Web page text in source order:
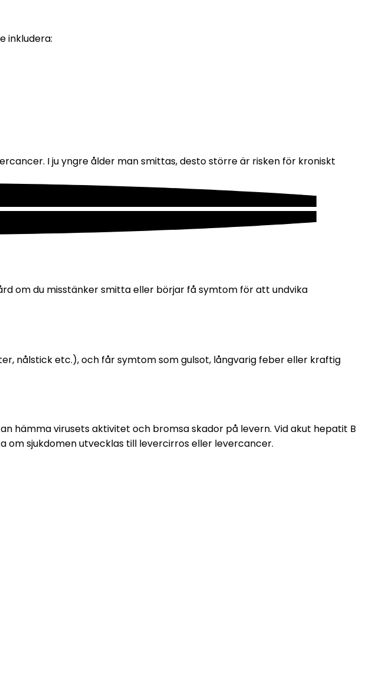
inkludera:
I ju yngre ålder man smittas, desto större är risken för kroniskt
om du misstänker smitta eller börjar få symtom för att undvika
nålstick etc.), och får symtom som gulsot, långvarig feber eller kraftig
hämma virusets aktivitet och bromsa skador på levern. Vid akut hepatit B
om sjukdomen utvecklas till levercirros eller levercancer.